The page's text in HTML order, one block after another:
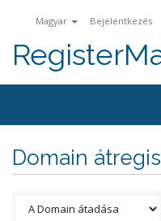
Magyar Bejelentkezés
Domain